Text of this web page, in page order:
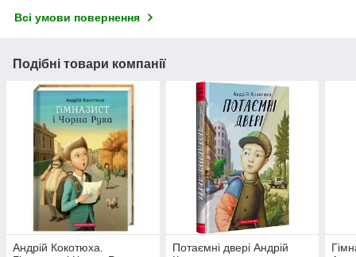
Всі умови повернення
Подібні товари компанії
Андрій Кокотюха.
Потаємні двері Андрій